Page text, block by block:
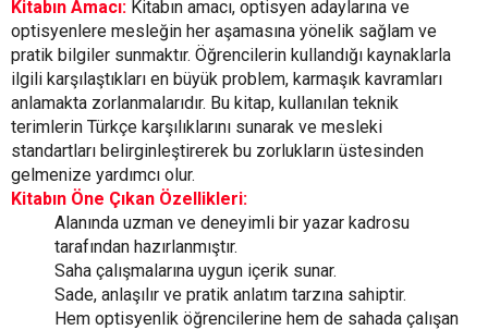
Kitabın Amacı: Kitabın amacı, optisyen adaylarına ve
optisyenlere mesleğin her aşamasına yönelik sağlam ve
pratik bilgiler sunmaktır. Öğrencilerin kullandığı kaynaklarla
ilgili karşılaştıkları en büyük problem, karmaşık kavramları
anlamakta zorlanmalarıdır. Bu kitap, kullanılan teknik
terimlerin Türkçe karşılıklarını sunarak ve mesleki
standartları belirginleştirerek bu zorlukların üstesinden
gelmenize yardımcı olur.
Kitabın Öne Çıkan Özellikleri:
Alanında uzman ve deneyimli bir yazar kadrosu
tarafından hazırlanmıştır.
Saha çalışmalarına uygun içerik sunar.
Sade, anlaşılır ve pratik anlatım tarzına sahiptir.
Hem optisyenlik öğrencilerine hem de sahada çalışan